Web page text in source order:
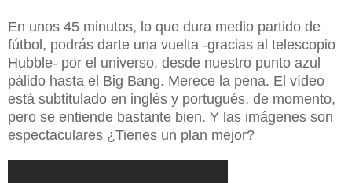
En unos 45 minutos, lo que dura medio partido de
fútbol, podrás darte una vuelta -gracias al telescopio
Hubble- por el universo, desde nuestro punto azul
pálido hasta el Big Bang. Merece la pena. El vídeo
está subtitulado en inglés y portugués, de momento,
pero se entiende bastante bien. Y las imágenes son
espectaculares ¿Tienes un plan mejor?